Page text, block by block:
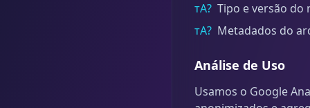
тА? Tipo e versão
тА? Metadados do
Análise de Uso
Usamos o Google